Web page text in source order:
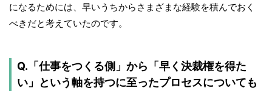
になるためには、早いうちからさまざまな経験を積んでおく
べきだと考えていたのです。
Q.「仕事をつくる側」から「早く決裁権を得た
い」という軸を持つに至ったプロセスについても